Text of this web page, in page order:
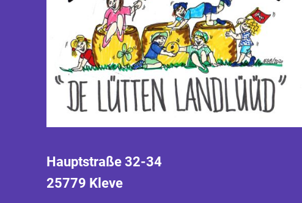
Hauptstraße 32-34
25779 Kleve